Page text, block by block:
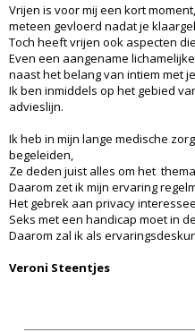
Vrijen is voor mij een kort moment,
meteen gevloerd nadat je
Toch heeft vrijen ook aspecten
Even een aangename
naast het belang van intiem met
Ik ben inmiddels op het gebied
advieslijn.
Ik heb in mijn lange medische
begeleiden,
Ze deden juist alles om het
Daarom zet ik mijn ervaring
Het gebrek aan privacy
Seks met een handicap moet in
Daarom zal ik als
Veroni Steentjes